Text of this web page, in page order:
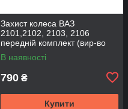
Захист колеса ВАЗ
2101,2102, 2103, 2106
передній комплект (вир-во
MEGA LOCKER)
В наявності
790 ₴
Купити